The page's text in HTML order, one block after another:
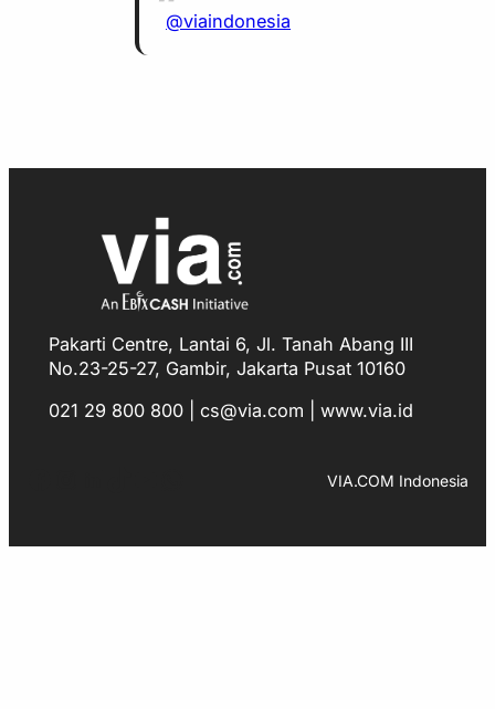
@viaindonesia
Pakarti Centre, Lantai 6, Jl. Tanah Abang III
No.23-25-27, Gambir, Jakarta Pusat 10160
021 29 800 800 | cs@via.com | www.via.id
VIA.COM Indonesia